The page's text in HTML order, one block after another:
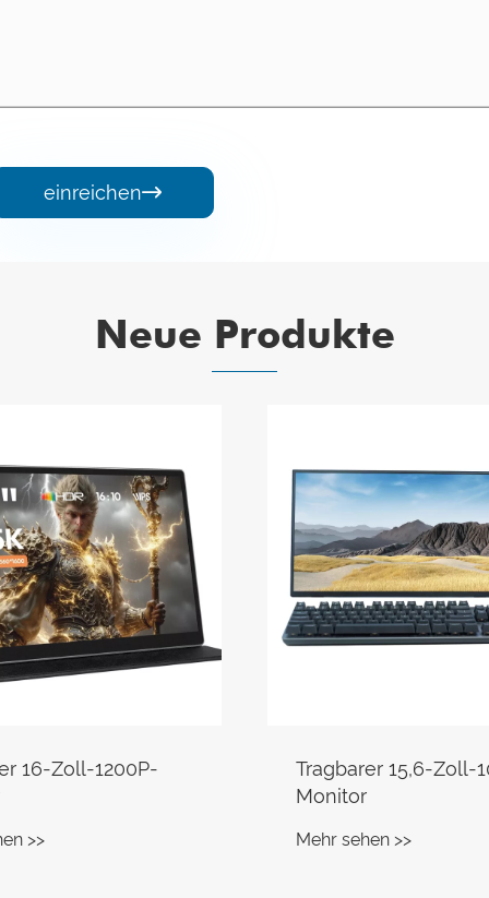
einreichen
Neue Produkte
16-Zoll-1200P-
>>
Tragbarer 15,6-Zoll-
Monitor
Mehr sehen >>